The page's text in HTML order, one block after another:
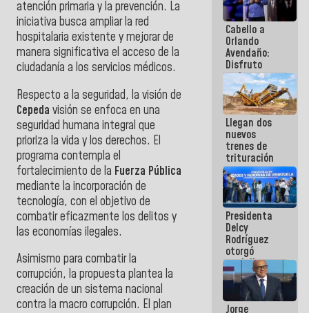
atención primaria y la prevención. La
iniciativa busca ampliar la red
hospitalaria existente y mejorar de
manera significativa el acceso de la
ciudadanía a los servicios médicos.
Respecto a la seguridad, la visión de
Cepeda visión se enfoca en una
seguridad humana integral que
prioriza la vida y los derechos. El
programa contempla el
fortalecimiento de la Fuerza Pública
mediante la incorporación de
tecnología, con el objetivo de
combatir eficazmente los delitos y
las economías ilegales.
Asimismo para combatir la
corrupción, la propuesta plantea la
creación de un sistema nacional
contra la macro corrupción. El plan
Cabello a
Orlando
Avendaño:
Disfruto
cada vez
que escribes
porque lo
que haces
es
embarrarla
Llegan dos
nuevos
trenes de
trituración
para
optimizar
manejo de
escombros
en La Guaira
Presidenta
Delcy
Rodríguez
otorgó
medalla
"Héroe de
Venezuela"
a servidores
Jorge